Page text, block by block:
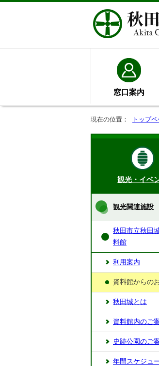
窓口案内
現在の位置： トップ
観光・イベ
観光関連施設
秋田市立秋田
料館
利用案内
資料館からの
秋田城とは
資料館内のご
史跡公園のご
年間スケジュ